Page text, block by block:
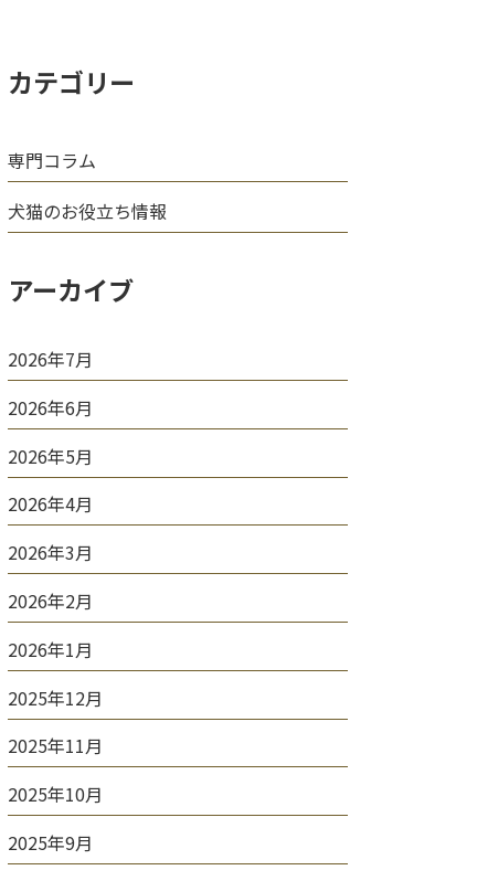
カテゴリー
専門コラム
犬猫のお役立ち情報
アーカイブ
2026年7月
2026年6月
2026年5月
2026年4月
2026年3月
2026年2月
2026年1月
2025年12月
2025年11月
2025年10月
2025年9月